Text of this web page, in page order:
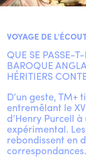
VOYAGE DE
QUE SE PASSE-
BAROQUE
HÉRITIERS
D’un geste, TM+
entremêlant le
d’Henry Purcell
expérimental.
rebondissent en